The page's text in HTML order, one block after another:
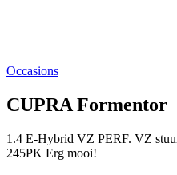
Occasions
CUPRA Formentor
1.4 E-Hybrid VZ PERF. VZ
245PK Erg mooi!